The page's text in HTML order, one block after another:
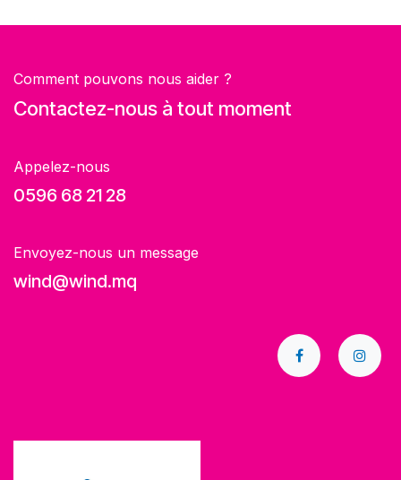
Comment pouvons nous aider ?
Contactez-nous à tout moment
Appelez-nous
0596 68 21 28
Envoyez-nous un message
wind@wind.mq